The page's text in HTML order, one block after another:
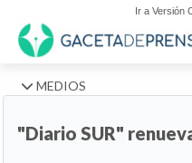
Ir a Versión
MEDIOS
"Diario SUR"